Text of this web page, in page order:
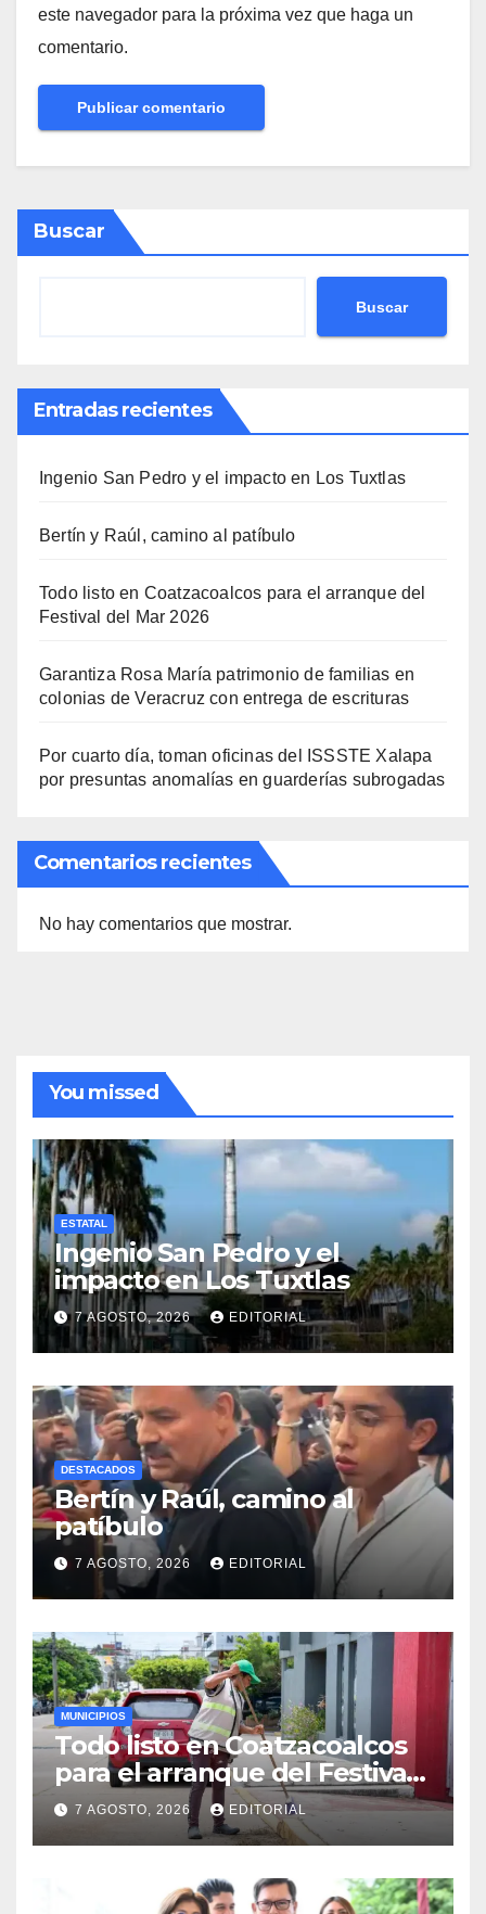
este navegador para la próxima vez que haga un
comentario.
Buscar
Buscar
Entradas recientes
Ingenio San Pedro y el impacto en Los Tuxtlas
Bertín y Raúl, camino al patíbulo
Todo listo en Coatzacoalcos para el arranque del
Festival del Mar 2026
Garantiza Rosa María patrimonio de familias en
colonias de Veracruz con entrega de escrituras
Por cuarto día, toman oficinas del ISSSTE Xalapa
por presuntas anomalías en guarderías subrogadas
Comentarios recientes
No hay comentarios que mostrar.
You missed
ESTATAL
Ingenio San Pedro y el
impacto en Los Tuxtlas
7 AGOSTO, 2026 EDITORIAL
DESTACADOS
Bertín y Raúl, camino al
patíbulo
7 AGOSTO, 2026 EDITORIAL
MUNICIPIOS
Todo listo en Coatzacoalcos
para el arranque del Festival
del Mar 2026
7 AGOSTO, 2026 EDITORIAL